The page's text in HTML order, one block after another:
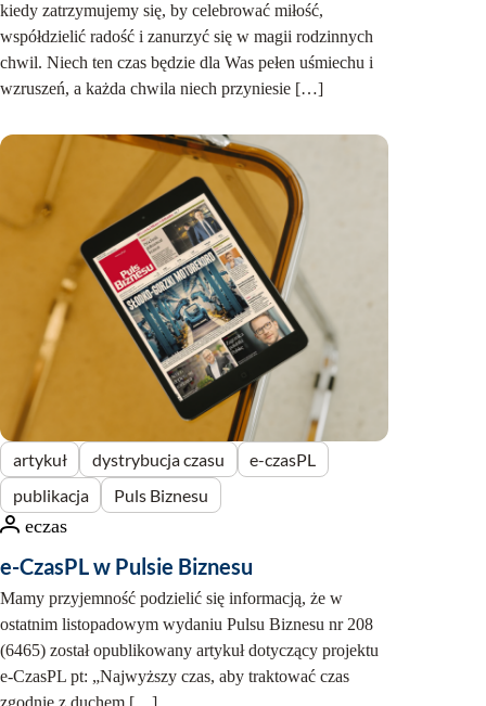
a
c
j
a
e
z
m
i
a
n
c
z
a
s
u
?
kiedy zatrzymujemy się, by celebrować miłość,
współdzielić radość i zanurzyć się w magii rodzinnych
chwil. Niech ten czas będzie dla Was pełen uśmiechu i
wzruszeń, a każda chwila niech przyniesie […]
artykuł dystrybucja czasu
e-czasPL
publikacja
Puls Biznesu
eczas
e-CzasPL w Pulsie Biznesu
Mamy przyjemność podzielić się informacją, że w
ostatnim listopadowym wydaniu Pulsu Biznesu nr 208
(6465) został opublikowany artykuł dotyczący projektu
e-CzasPL pt: „Najwyższy czas, aby traktować czas
zgodnie z duchem […]